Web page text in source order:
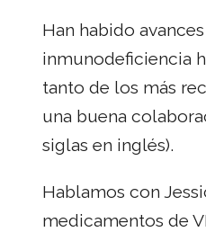
Han habido
inmunodeficiencia
tanto de los más
una buena
siglas en inglés).
Hablamos con
medicamentos de